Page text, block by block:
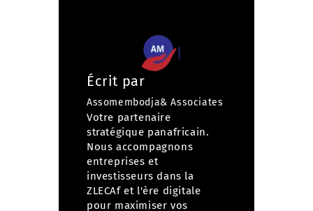
Écrit par
Assomembodja& Associates
Votre partenaire
stratégique panafricain.
Nous accompagnons
entreprises et
investisseurs dans la
ZLECAf et l'ère digitale
pour maximiser vos